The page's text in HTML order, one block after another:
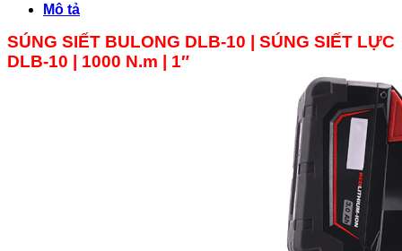
Mô tả
SÚNG SIẾT BULONG DLB-10 | SÚNG SIẾT LỰC
DLB-10 | 1000 N.m | 1″